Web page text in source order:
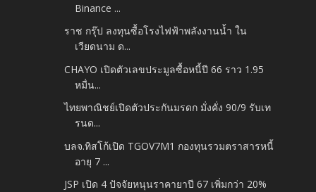
Binance ...
ราช กรุ๊ป ลงทุนซื้อโรงไฟฟ้าพลังงานน้ำ ใน
เวียดนาม ด...
CHAYO เปิดตัวเลขประมูลซื้อหนี้ปี 66 ราว 1.95
หมื่น...
ไทยพาณิชย์เปิดตัวประกันมรดก มั่งคั่ง 90/9 รับเท
รนด...
บลจ.ทิสโก้เปิด TGOV7M1 กองทุนรวมตราสารหนี้
อายุ 7 ...
JSP เปิด 4 ปัจจัยหนุนราคายาปี 67 เพิ่มกว่า 20%